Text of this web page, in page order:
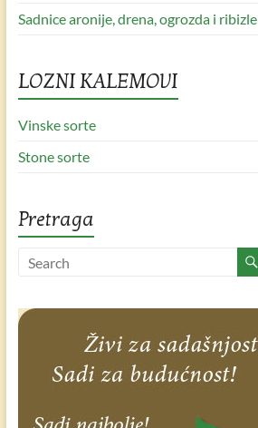
Sadnice aronije, drena, ogrozda i ribizle
LOZNI KALEMOVI
Vinske sorte
Stone sorte
Pretraga